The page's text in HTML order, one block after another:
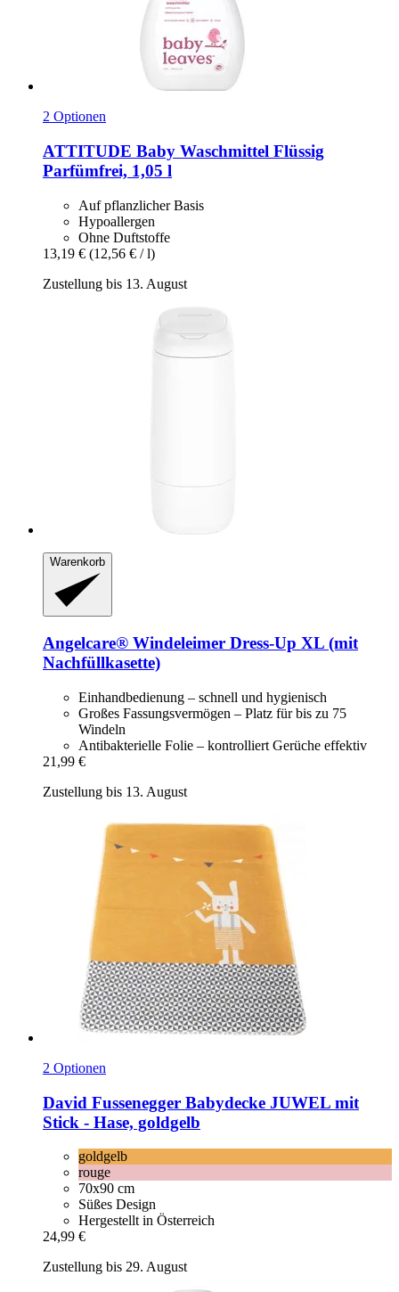
2 Optionen
ATTITUDE Baby Waschmittel Flüssig
Parfümfrei, 1,05 l
Auf pflanzlicher Basis
Hypoallergen
Ohne Duftstoffe
13,19 € (12,56 € / l)
Zustellung bis 13. August
Warenkorb
Angelcare® Windeleimer Dress-​Up XL (mit
Nachfüllkasette)
Einhandbedienung – schnell und hygienisch
Großes Fassungsvermögen – Platz für bis zu 75
Windeln
Antibakterielle Folie – kontrolliert Gerüche effektiv
21,99 €
Zustellung bis 13. August
2 Optionen
David Fussenegger Babydecke JUWEL mit
Stick -​ Hase, goldgelb
goldgelb
rouge
70x90 cm
Süßes Design
Hergestellt in Österreich
24,99 €
Zustellung bis 29. August